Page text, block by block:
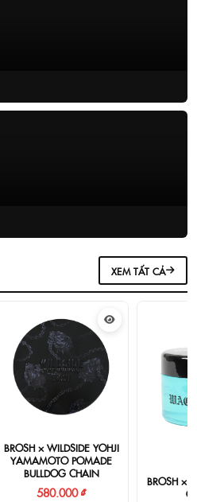
XEM TẤT CẢ
BROSH × WILDSIDE YOHJI
YAMAMOTO POMADE
BULLDOG CHAIN
580.000 ₫
BROSH ×